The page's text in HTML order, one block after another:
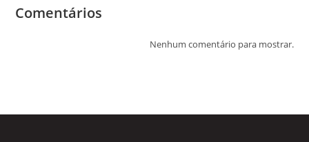
Comentários
Nenhum comentário para mostrar.